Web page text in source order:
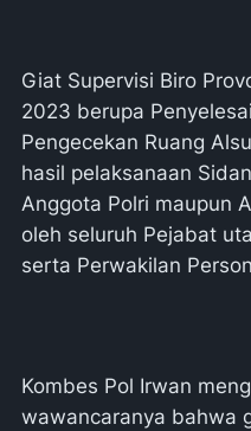
Giat Supervisi Biro
2023 berupa
Pengecekan Ruang
hasil pelaksanaan
Anggota Polri maupun
oleh seluruh Pejabat
serta Perwakilan
Kombes Pol Irwan
wawancaranya bahwa